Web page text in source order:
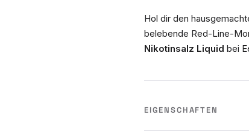
Hol dir den
belebende Red-Line-
Nikotinsalz Liquid bei
EIGENSCHAFTEN